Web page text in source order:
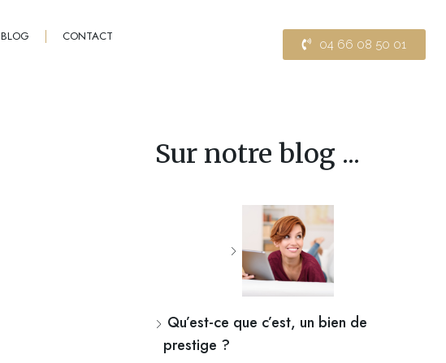
BLOG CONTACT
04 66 08 50 01
Sur notre blog ...
Qu’est-ce que c’est, un bien de
prestige ?